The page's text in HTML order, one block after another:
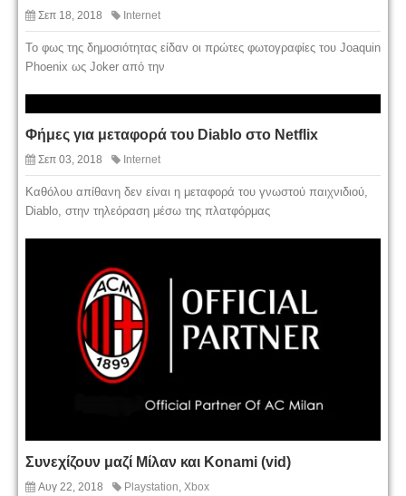
Σεπ 18, 2018 Internet
Το φως της δημοσιότητας είδαν οι πρώτες φωτογραφίες του Joaquin
Phoenix ως Joker από την
Φήμες για μεταφορά του Diablo στο Netflix
Σεπ 03, 2018 Internet
Καθόλου απίθανη δεν είναι η μεταφορά του γνωστού παιχνιδιού,
Diablo, στην τηλεόραση μέσω της πλατφόρμας
Συνεχίζουν μαζί Μίλαν και Konami (vid)
Αυγ 22, 2018 Playstation, Xbox